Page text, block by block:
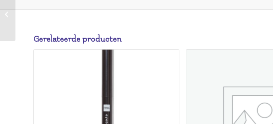
Gerelateerde producten
HEMA HEMA Wenkbrauwpotlood